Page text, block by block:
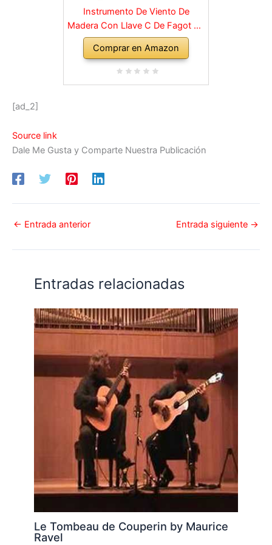
Instrumento De Viento De
Madera Con Llave C De Fagot De
Madera Con Accesorios De
Estuche, Instrumentos Musicales
De Banda Y Orquesta De Viento
Comprar en Amazon
[ad_2]
Source link
Dale Me Gusta y Comparte Nuestra Publicación
← Entrada anterior Entrada siguiente →
Entradas relacionadas
Le Tombeau de Couperin by Maurice
Ravel